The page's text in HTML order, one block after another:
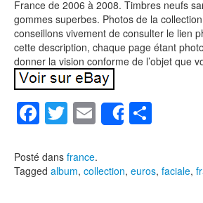
France de 2006 à 2008. Timbres neufs
gommes superbes. Photos de la
conseillons vivement de consulter le lien
cette description, chaque page étant
donner la vision conforme de l’objet que
F
c
e
T
tt
er
E
m
ail
Share
ta
g
Posté dans france.
Tagged album, collection, euros, faciale,